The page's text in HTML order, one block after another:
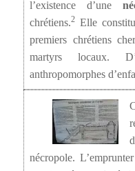
l’existence d’une
chrétiens.2 Elle
premiers chrétiens
martyrs locaux.
anthropomorphes
nécropole.